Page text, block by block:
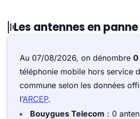
Les antennes en
Au 07/08/2026, on dénombre 0
téléphonie mobile hors service
commune selon les données
l’ARCEP.
Bouygues Telecom : 0